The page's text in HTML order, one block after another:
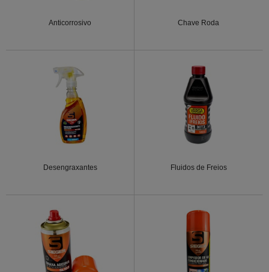
Anticorrosivo Chave Roda
Desengraxantes Fluidos de Freios